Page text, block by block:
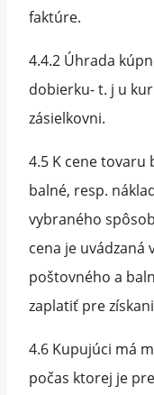
faktúre.
4.4.2 Úhrada
dobierku- t. j u
zásielkovni.
4.5 K cene
balné, resp.
vybraného
cena je uvádzaná
poštovného a
zaplatiť pre
4.6 Kupujúci má
počas ktorej je